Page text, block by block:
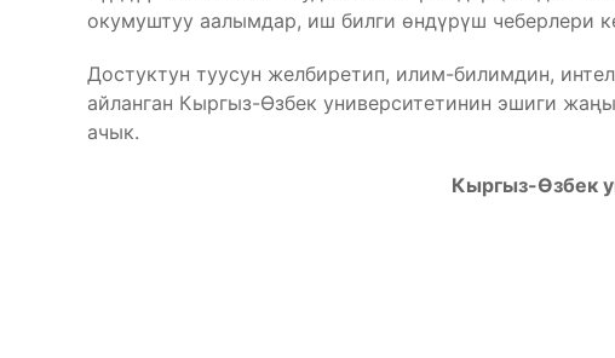
окумуштуу аалымдар, иш билги өндүрүш чеберлери
Достуктун туусун желбиретип, илим-билимдин,
айланган Кыргыз-Өзбек университетинин эшиги
ачык.
Кыргыз-Өзбек